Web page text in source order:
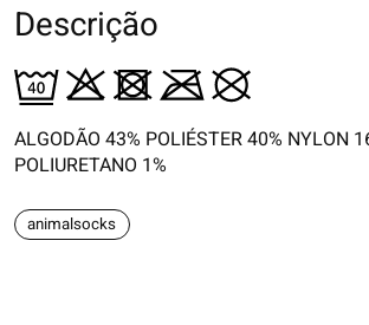
Descrição
ALGODÃO 43% POLIÉSTER 40% NYLON
POLIURETANO 1%
animalsocks